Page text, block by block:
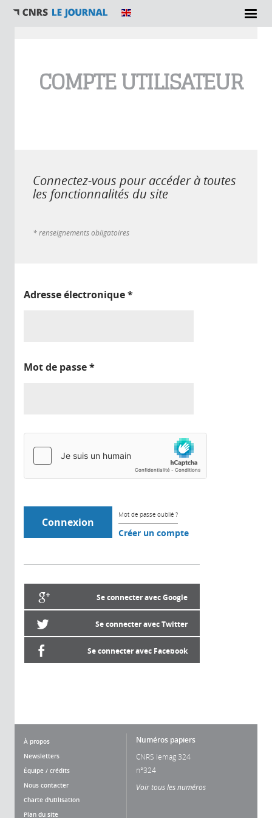
COMPTE UTILISATEUR
Connectez-vous pour accéder à toutes
les fonctionnalités du site
* renseignements obligatoires
Adresse électronique*
Mot de passe*
Mot de passe oublié ?
Créer un compte
Se connecter avec Google
Se connecter avec Twitter
Se connecter avec Facebook
À propos
Newsletters
Équipe / crédits
Nous contacter
Charte d'utilisation
Plan du site
Numéros papiers
CNRS lemag 324
n°324
Voir tous les numéros